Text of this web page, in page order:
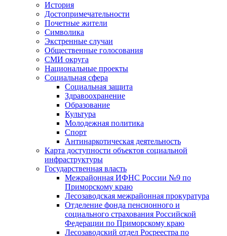
История
Достопримечательности
Почетные жители
Символика
Экстренные случаи
Общественные голосования
СМИ округа
Национальные проекты
Социальная сфера
Социальная защита
Здравоохранение
Образование
Культура
Молодежная политика
Спорт
Антинаркотическая деятельность
Карта доступности объектов социальной
инфраструктуры
Государственная власть
Межрайонная ИФНС России №9 по
Приморскому краю
Лесозаводская межрайонная прокуратура
Отделение фонда пенсионного и
социального страхования Российской
Федерации по Приморскому краю
Лесозаводский отдел Росреестра по